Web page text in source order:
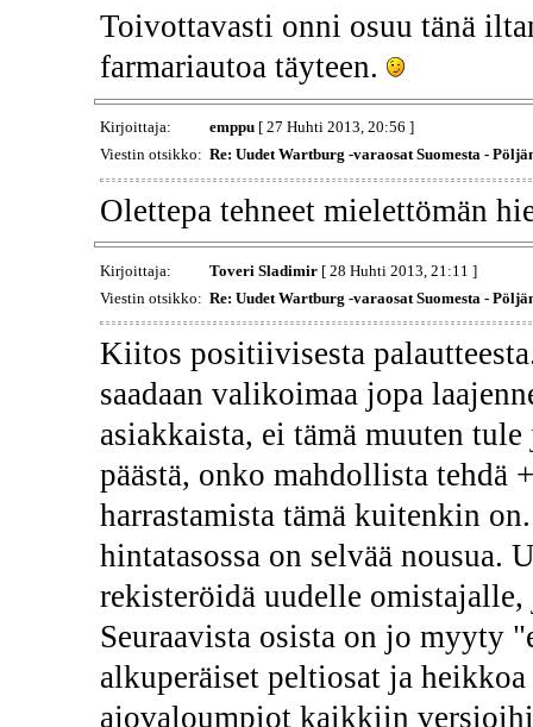
Toivottavasti onni osuu tänä
farmariautoa täyteen.
Kirjoittaja: emppu[ 27 Huhti 2013, 20:56 ]
Viestin otsikko: Re: Uudet Wartburg -varaosat Suomesta -
Olettepa tehneet mielettömän
Kirjoittaja: Toveri Sladimir[ 28 Huhti 2013, 21:11 ]
Viestin otsikko: Re: Uudet Wartburg -varaosat Suomesta -
Kiitos positiivisesta
saadaan valikoimaa jopa
asiakkaista, ei tämä muuten
päästä, onko mahdollista tehdä
harrastamista tämä kuitenkin
hintatasossa on selvää nousua.
rekisteröidä uudelle
Seuraavista osista on jo myyty
alkuperäiset peltiosat ja
ajovaloumpiot kaikkiin